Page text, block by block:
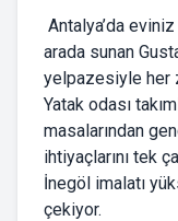
Antalya’da
arada sunan
yelpazesiyle her
Yatak odası
masalarından
ihtiyaçlarını tek
İnegöl imalatı
çekiyor.